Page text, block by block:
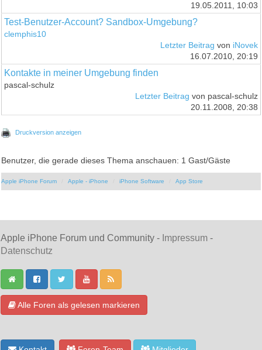
19.05.2011, 10:03
Test-Benutzer-Account? Sandbox-Umgebung?
clemphis10
Letzter Beitrag von iNovek
16.07.2010, 20:19
Kontakte in meiner Umgebung finden
pascal-schulz
Letzter Beitrag von pascal-schulz
20.11.2008, 20:38
Druckversion anzeigen
Benutzer, die gerade dieses Thema anschauen: 1 Gast/Gäste
Apple iPhone Forum Apple - iPhone iPhone Software App Store
Apple iPhone Forum und Community - Impressum -
Datenschutz
Alle Foren als gelesen markieren